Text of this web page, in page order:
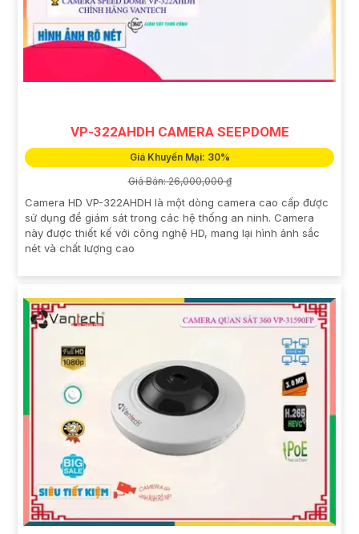
VP-322AHDH CAMERA SEEPDOME
Giá Khuyến Mại: 30%
Giá Bán: 26,000,000 ₫
Camera HD VP-322AHDH là một dòng camera cao cấp được
sử dụng để giám sát trong các hệ thống an ninh. Camera
này được thiết kế với công nghệ HD, mang lại hình ảnh sắc
nét và chất lượng cao